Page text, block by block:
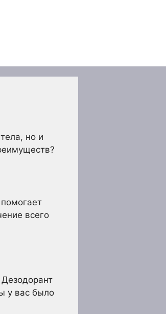
но и
всего
у вас было